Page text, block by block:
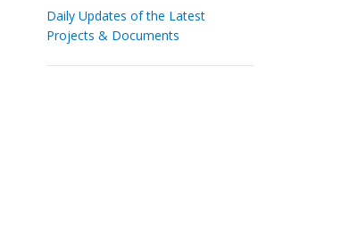
Daily Updates of the Latest
Projects & Documents